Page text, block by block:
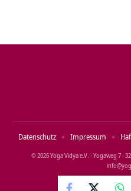
© 2026 Yoga Vidya e.V. · Yogaweg 7 ·
Datenschutz Impressum